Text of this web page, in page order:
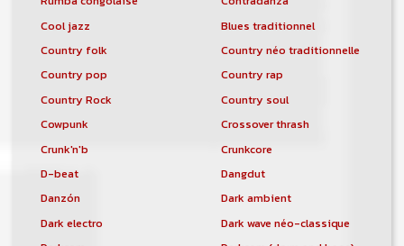
Cool jazz
Blues traditionnel
Country folk
Country néo traditionnelle
Country pop
Country rap
Country Rock
Country soul
Cowpunk
Crossover thrash
Crunk'n'b
Crunkcore
D-beat
Dangdut
Danzón
Dark ambient
Dark electro
Dark wave néo-classique